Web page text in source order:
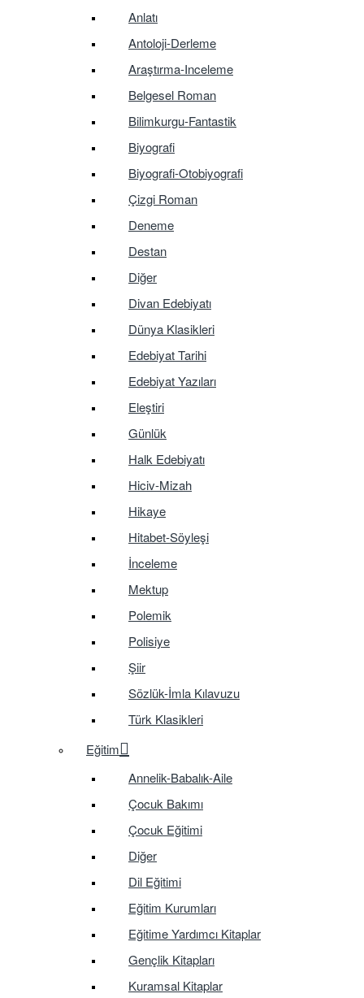
Anlatı
Antoloji-Derleme
Araştırma-Inceleme
Belgesel Roman
Bilimkurgu-Fantastik
Biyografi
Biyografi-Otobiyografi
Çizgi Roman
Deneme
Destan
Diğer
Divan Edebiyatı
Dünya Klasikleri
Edebiyat Tarihi
Edebiyat Yazıları
Eleştiri
Günlük
Halk Edebiyatı
Hiciv-Mizah
Hikaye
Hitabet-Söyleşi
İnceleme
Mektup
Polemik
Polisiye
Şiir
Sözlük-İmla Kılavuzu
Türk Klasikleri
Eğitim
Annelik-Babalık-Aile
Çocuk Bakımı
Çocuk Eğitimi
Diğer
Dil Eğitimi
Eğitim Kurumları
Eğitime Yardımcı Kitaplar
Gençlik Kitapları
Kuramsal Kitaplar